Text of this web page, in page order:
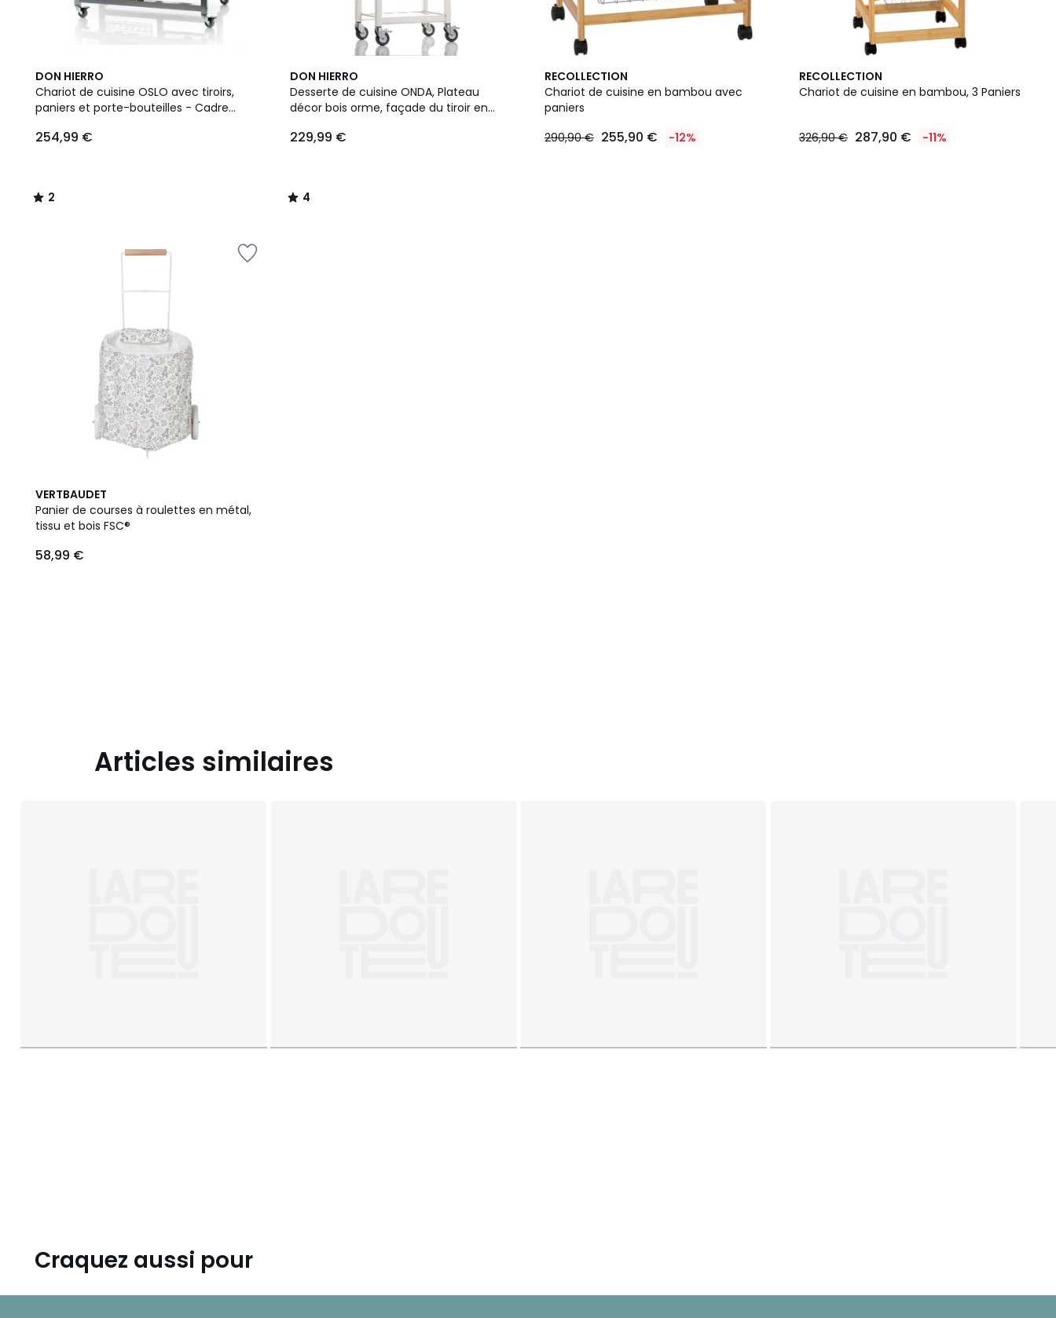
DON HIERRO
Chariot de cuisine OSLO avec tiroirs,
paniers et porte-bouteilles - Cadre
noyer
254,99 €
2
/
5
2
/
DON HIERRO
Desserte de cuisine ONDA, Plateau
décor bois orme, façade du tiroir en
229,99 €
4
/
5
4
/
RECOLLECTION
Chariot de cuisine en bambou avec
paniers
290,90 € 255,90 € -12%
RECOLLECTION
Chariot de cuisine en bambou, 3 Paniers
326,90 € 287,90 € -11%
VERTBAUDET
Panier de courses à roulettes en métal,
tissu et bois FSC®
58,99 €
Articles similaires
Craquez aussi pour